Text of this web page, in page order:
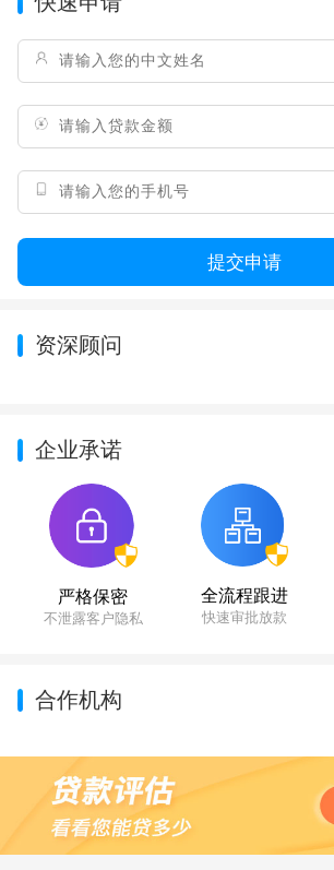
提交申请
资深顾问
企业承诺
严格保密
不泄露客户隐私
全流程跟进
快速审批放款
合作机构